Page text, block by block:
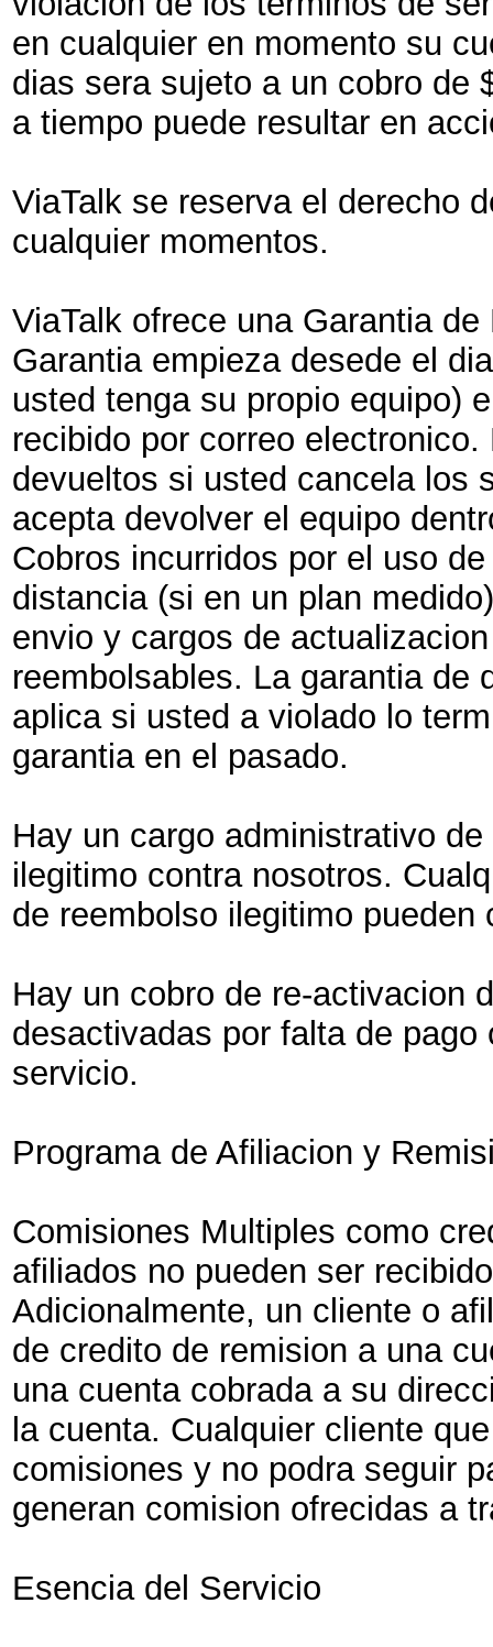
en cualquier en momento su
dias sera sujeto a un cobro de
a tiempo puede resultar en
ViaTalk se reserva el derecho
cualquier momentos.
ViaTalk ofrece una Garantia
Garantia empieza desede el
usted tenga su propio equipo)
recibido por correo
devueltos si usted cancela los
acepta devolver el equipo
Cobros incurridos por el uso
distancia (si en un plan
envio y cargos de
reembolsables. La garantia de
aplica si usted a violado lo
garantia en el pasado.
Hay un cargo administrativo
ilegitimo contra nosotros.
de reembolso ilegitimo
Hay un cobro de re-activacion
desactivadas por falta de
servicio.
Programa de Afiliacion y
Comisiones Multiples como
afiliados no pueden ser
Adicionalmente, un cliente o
de credito de remision a una
una cuenta cobrada a su
la cuenta. Cualquier cliente
comisiones y no podra seguir
generan comision ofrecidas a
Esencia del Servicio